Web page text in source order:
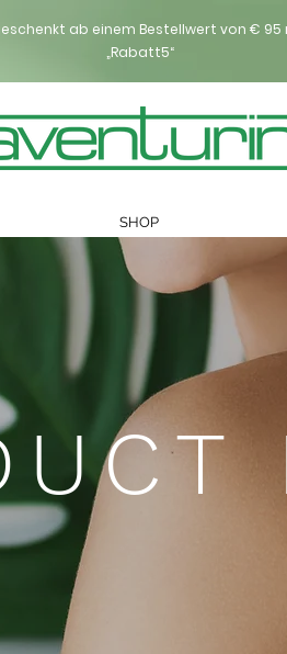
ab einem Bestellwert von € 95
„Rabatt5“
SHOP